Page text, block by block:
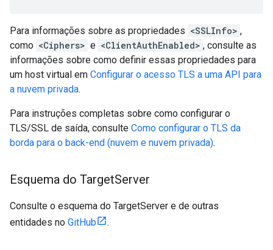
Para informações sobre as propriedades <SSLInfo> ,
como <Ciphers> e <ClientAuthEnabled> , consulte as
informações sobre como definir essas propriedades para
um host virtual em Configurar o acesso TLS a uma API para
a nuvem privada.
Para instruções completas sobre como configurar o
TLS/SSL de saída, consulte Como configurar o TLS da
borda para o back-end (nuvem e nuvem privada).
Esquema do TargetServer
Consulte o esquema do TargetServer e de outras
entidades no GitHub .